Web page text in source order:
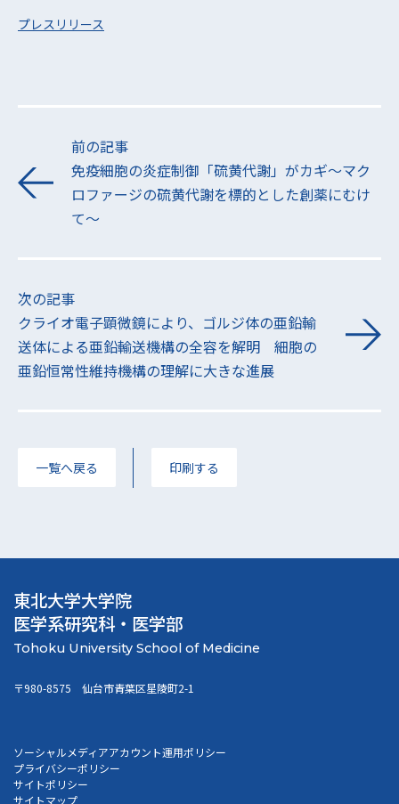
プレスリリース
前の記事
免疫細胞の炎症制御「硫黄代謝」がカギ～マク
ロファージの硫黄代謝を標的とした創薬にむけ
て～
次の記事
クライオ電子顕微鏡により、ゴルジ体の亜鉛輸
送体による亜鉛輸送機構の全容を解明 細胞の
亜鉛恒常性維持機構の理解に大きな進展
一覧へ戻る 印刷する
東北大学大学院
医学系研究科・医学部
〒980-8575 仙台市青葉区星陵町2-1
ソーシャルメディアアカウント運用ポリシー
プライバシーポリシー
サイトポリシー
サイトマップ